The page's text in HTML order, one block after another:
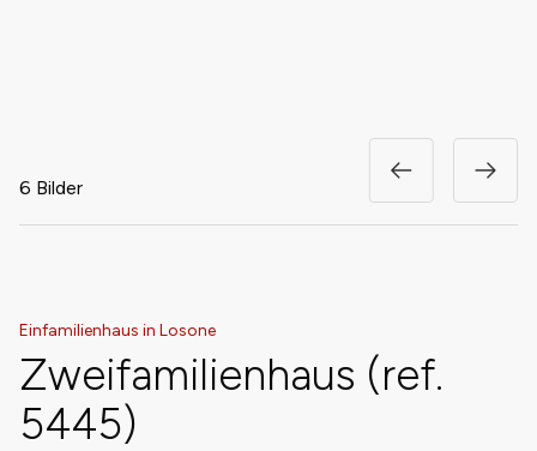
6 Bilder
Einfamilienhaus in Losone
Zweifamilienhaus (ref.
5445)